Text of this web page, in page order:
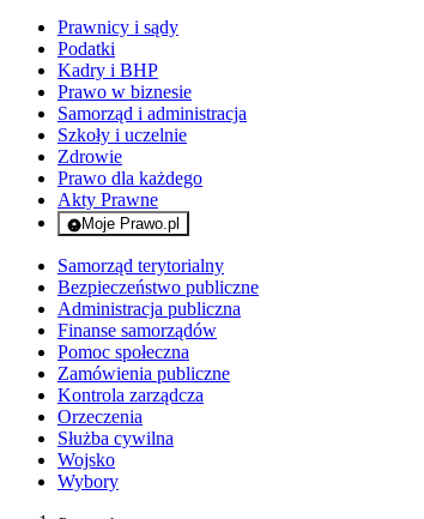
Prawnicy i sądy
Podatki
Kadry i BHP
Prawo w biznesie
Samorząd i administracja
Szkoły i uczelnie
Zdrowie
Prawo dla każdego
Akty Prawne
Moje Prawo.pl
- rejestracja i logowanie do serwisu
Samorząd terytorialny
Bezpieczeństwo publiczne
Administracja publiczna
Finanse samorządów
Pomoc społeczna
Zamówienia publiczne
Kontrola zarządcza
Orzeczenia
Służba cywilna
Wojsko
Wybory